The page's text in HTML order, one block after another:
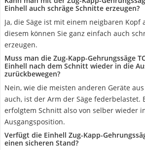
Einhell auch schräge Schnitte erzeugen?
Ja, die Säge ist mit einem neigbaren Kopf
diesem können Sie ganz einfach auch
erzeugen.
Muss man die Zug-Kapp-Gehrungssäge
Einhell nach dem Schnitt wieder in die
zurückbewegen?
Nein, wie die meisten anderen Geräte
auch, ist der Arm der Säge federbelastet.
erfolgtem Schnitt also von selber wieder
Ausgangsposition.
Verfügt die Einhell Zug-Kapp-
einen sicheren Stand?